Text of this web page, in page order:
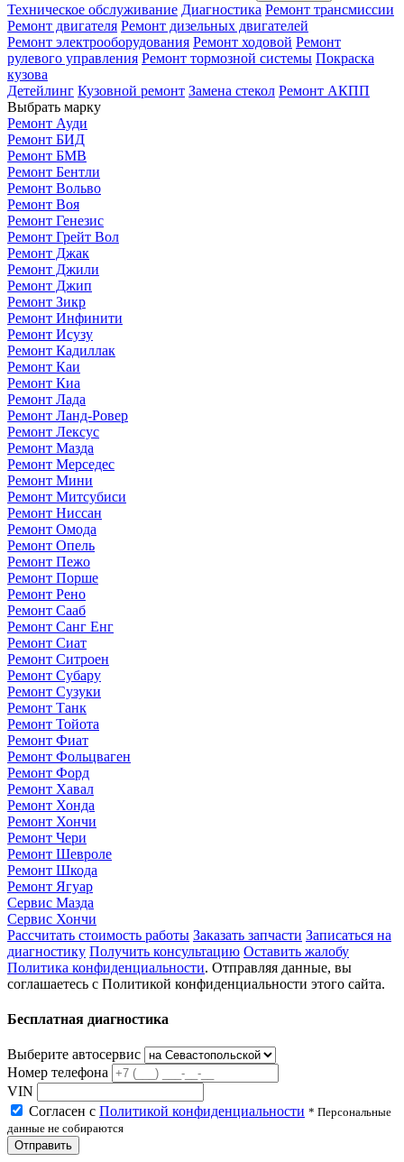
Техническое обслуживание Диагностика Ремонт трансмиссии
Ремонт двигателя Ремонт дизельных двигателей
Ремонт электрооборудования Ремонт ходовой Ремонт
рулевого управления Ремонт тормозной системы Покраска
кузова
Детейлинг Кузовной ремонт Замена стекол Ремонт АКПП
Выбрать марку
Ремонт Ауди
Ремонт БИД
Ремонт БМВ
Ремонт Бентли
Ремонт Вольво
Ремонт Воя
Ремонт Генезис
Ремонт Грейт Вол
Ремонт Джак
Ремонт Джили
Ремонт Джип
Ремонт Зикр
Ремонт Инфинити
Ремонт Исузу
Ремонт Кадиллак
Ремонт Каи
Ремонт Киа
Ремонт Лада
Ремонт Ланд-Ровер
Ремонт Лексус
Ремонт Мазда
Ремонт Мерседес
Ремонт Мини
Ремонт Митсубиси
Ремонт Ниссан
Ремонт Омода
Ремонт Опель
Ремонт Пежо
Ремонт Порше
Ремонт Рено
Ремонт Сааб
Ремонт Санг Енг
Ремонт Сиат
Ремонт Ситроен
Ремонт Субару
Ремонт Сузуки
Ремонт Танк
Ремонт Тойота
Ремонт Фиат
Ремонт Фольцваген
Ремонт Форд
Ремонт Хавал
Ремонт Хонда
Ремонт Хончи
Ремонт Чери
Ремонт Шевроле
Ремонт Шкода
Ремонт Ягуар
Сервис Мазда
Сервис Хончи
Рассчитать стоимость работы Заказать запчасти Записаться на
диагностику Получить консультацию Оставить жалобу
Политика конфиденциальности. Отправляя данные, вы
соглашаетесь с Политикой конфиденциальности этого сайта.
Бесплатная диагностика
Выберите автосервис
Номер телефона
VIN
Согласен с Политикой конфиденциальности * Персональные
данные не собираются
Отправить